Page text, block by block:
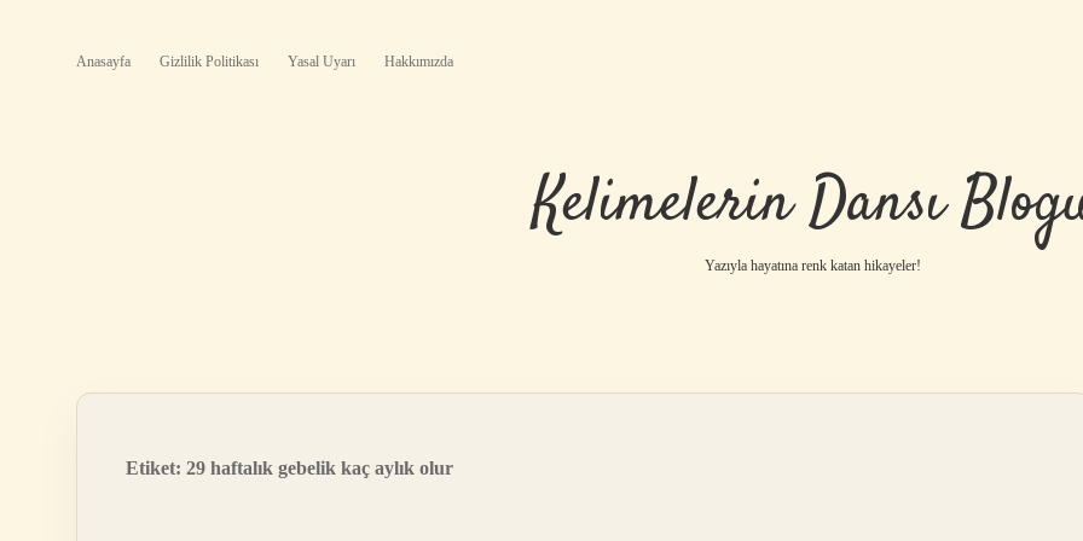
Anasayfa Gizlilik Politikası Yasal Uyarı Hakkımızda
Kelimelerin Dansı
Yazıyla hayatına renk katan hikayeler!
Etiket: 29 haftalık gebelik kaç aylık olur